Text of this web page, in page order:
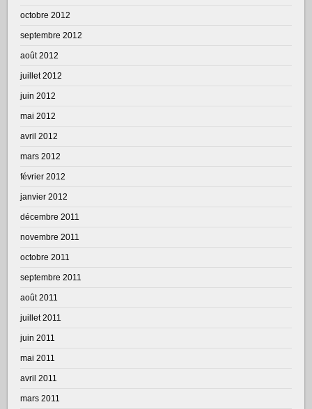
octobre 2012
septembre 2012
août 2012
juillet 2012
juin 2012
mai 2012
avril 2012
mars 2012
février 2012
janvier 2012
décembre 2011
novembre 2011
octobre 2011
septembre 2011
août 2011
juillet 2011
juin 2011
mai 2011
avril 2011
mars 2011